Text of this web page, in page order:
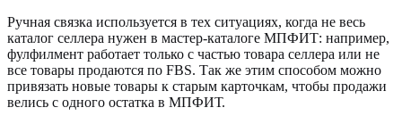
Ручная связка используется в тех ситуациях, когда не весь
каталог селлера нужен в мастер-каталоге МПФИТ: например,
фулфилмент работает только с частью товара селлера или не
все товары продаются по FBS. Так же этим способом можно
привязать новые товары к старым карточкам, чтобы продажи
велись с одного остатка в МПФИТ.